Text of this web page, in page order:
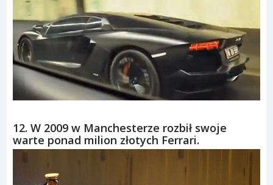
12. W 2009 w Manchesterze rozbił swoje
warte ponad milion złotych Ferrari.